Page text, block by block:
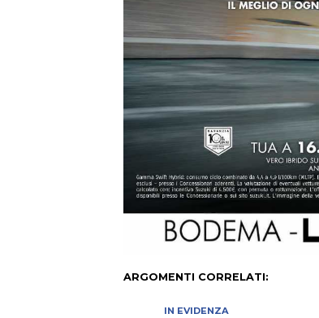
ARGOMENTI CORRELATI:
IN EVIDENZA